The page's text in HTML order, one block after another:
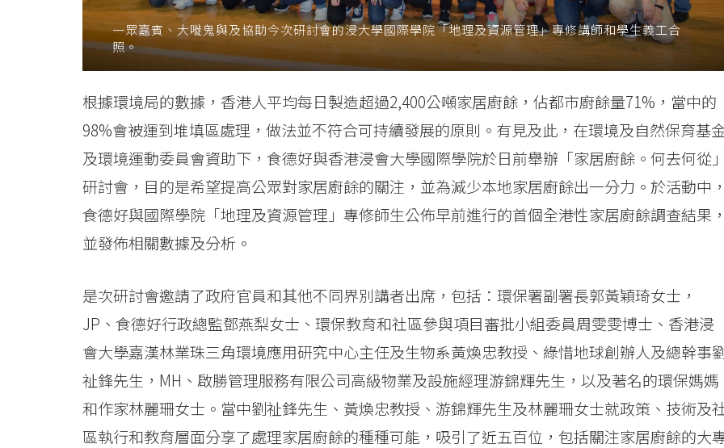
Baptist
University
一眾嘉賓、大嘥鬼與及協助今次研討會的浸大學國際學院「地理及資源管理」專修講師和學生義工合
照。
根據環境局的數據，香港人平均每日製造超過2,400公噸家居廚餘，佔都市廚餘量71%，當中的
98%會被運到堆填區處理，做法並不符合可持續發展的原則。有見及此，在環境及自然保育基
及環境運動委員會資助下，食德好與香港浸會大學國際學院於日前舉辦「家居廚餘。何去何從」
研討會，目的是希望提高公眾對家居廚餘的關注，並為減少本地家居廚餘出一分力。於活動中，
食德好與國際學院「地理及資源管理」專修師生公佈早前進行的首個全港性家居廚餘調查結果，
並發佈相關數據及分析。
是次研討會邀請了政府官員和其他不同界別講者出席，包括：環保署副署長郭黃穎琦女士，
JP、食德好行政總監鄧燕梨女士、環保教育和社區參與項目審批小組委員周雯雯博士、香港浸
會大學嘉漢林業珠三角環境應用研究中心主任及生物系黃煥忠教授、綠惜地球創辦人及總幹事
祉鋒先生，MH、啟勝管理服務有限公司高級物業及設施經理游錦輝先生，以及著名的環保媽媽
和作家林麗珊女士。當中劉祉鋒先生、黃煥忠教授、游錦輝先生及林麗珊女士就政策、技術及
區執行和教育層面分享了處理家居廚餘的種種可能，吸引了近五百位，包括關注家居廚餘的大